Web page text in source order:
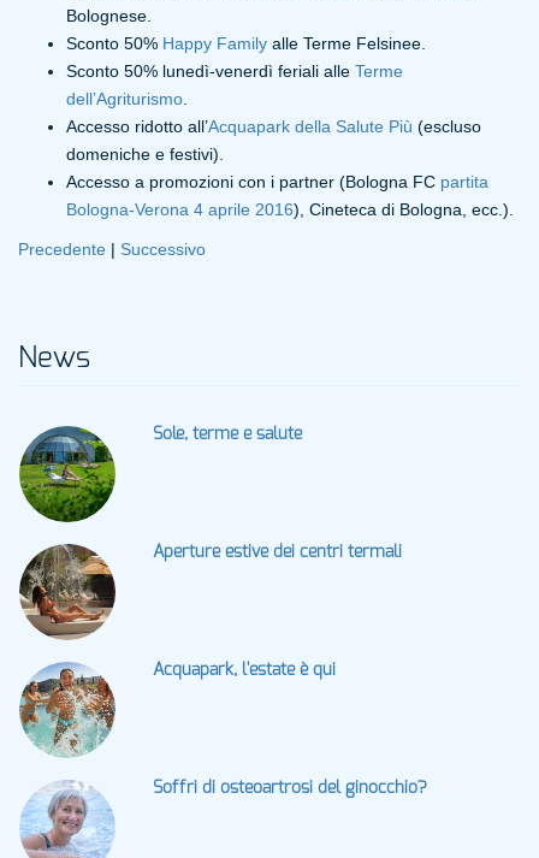
Bolognese.
Sconto 50% Happy Family alle Terme Felsinee.
Sconto 50% lunedì-venerdì feriali alle Terme
dell’Agriturismo.
Accesso ridotto all’Acquapark della Salute Più (escluso
domeniche e festivi).
Accesso a promozioni con i partner (Bologna FC partita
Bologna-Verona 4 aprile 2016), Cineteca di Bologna, ecc.).
Precedente | Successivo
News
Sole, terme e salute
Aperture estive dei centri termali
Acquapark, l'estate è qui
Soffri di osteoartrosi del ginocchio?